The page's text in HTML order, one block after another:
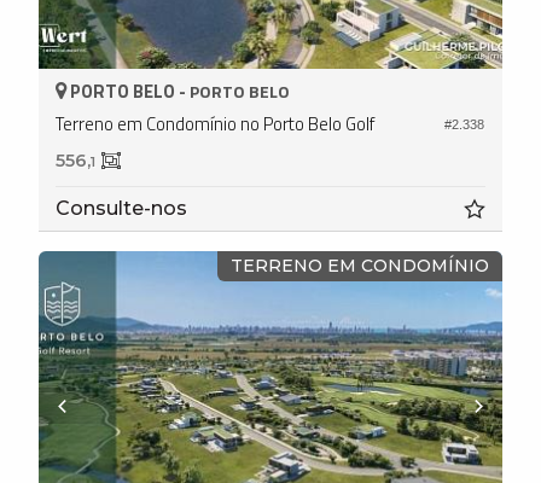
#2.338
PORTO BELO - PORTO BELO
Terreno em Condomínio no Porto Belo Golf
556,1
Consulte-nos
TERRENO EM CONDOMÍNIO